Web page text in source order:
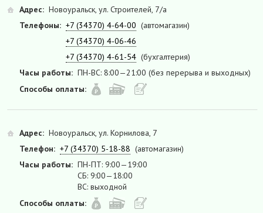
Адрес: Новоуральск, ул. Строителей, 7/а
Телефоны: +7 (34370) 4-64-00 (автомагазин)
+7 (34370) 4-06-46
+7 (34370) 4-61-54 (бухгалтерия)
Часы работы: ПН-ВС: 8:00—21:00 (без перерыва и выходных)
Способы оплаты:
Адрес: Новоуральск, ул. Корнилова, 7
Телефон: +7 (34370) 5-18-88 (автомагазин)
Часы работы: ПН-ПТ: 9:00—19:00
СБ: 9:00—18:00
ВС: выходной
Способы оплаты: